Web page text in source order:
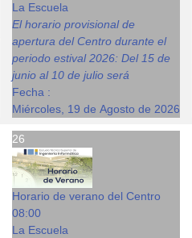
La Escuela
El horario provisional de
apertura del Centro durante el
periodo estival 2026: Del 15 de
junio al 10 de julio será
Fecha :
Miércoles, 19 de Agosto de 2026
26
Horario de verano del Centro
08:00
La Escuela